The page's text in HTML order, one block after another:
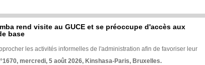
rend visite au GUCE et se préoccupe d'accès aux
base
les activités informelles de l'administration afin de favoriser leur
mercredi, 5 août 2026, Kinshasa-Paris, Bruxelles.